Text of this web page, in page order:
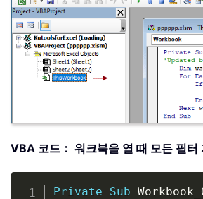
VBA 코드： 워크북을 열 때 모든 필터
Private Sub